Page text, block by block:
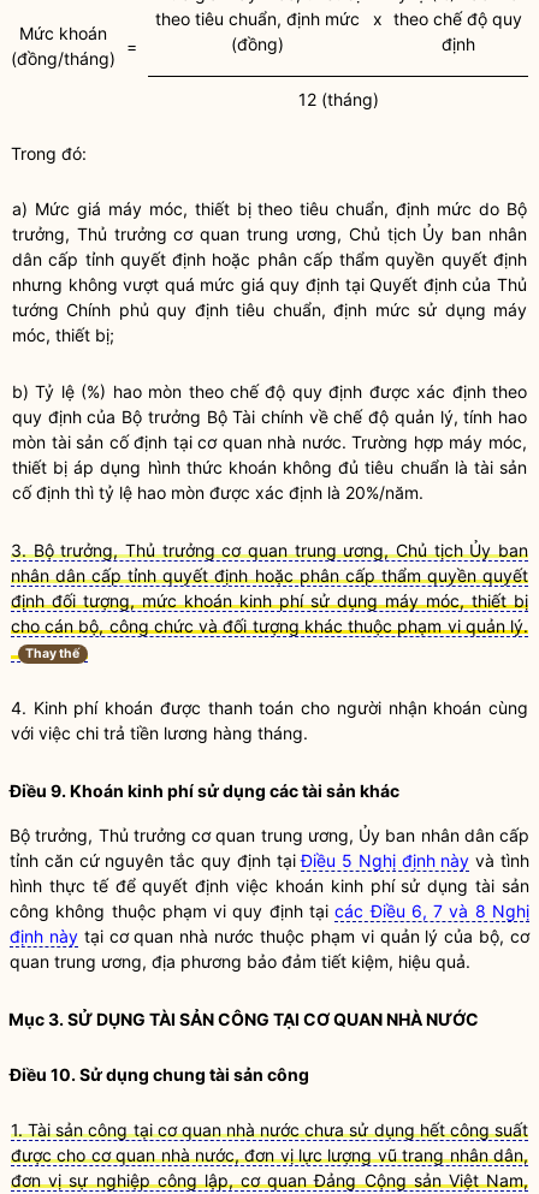
Mức khoán
(đồng/tháng)
=
theo tiêu chuẩn, định mức
(đồng)
x theo chế độ quy
định
12 (tháng)
Trong đó:
a) Mức giá máy móc, thiết bị theo tiêu chuẩn, định mức do Bộ
trưởng, Thủ trưởng cơ quan trung ương, Chủ tịch Ủy ban nhân
dân cấp tỉnh quyết định hoặc phân cấp thẩmquyền quyết định
nhưng không vượt quá mức giá quy định tại Quyết định của Thủ
tướng Chính phủ quy định tiêu chuẩn, định mức sử dụng máy
móc, thiết bị;
b) Tỷ lệ (%) hao mòn theo chế độ quy định được xác định theo
quy định của Bộ trưởng Bộ Tài chính về chế độ quản lý, tính hao
mòn tài sản cố định tại cơ quan nhà nước. Trường hợp máy móc,
thiết bị áp dụng hình thức khoán không đủ tiêu chuẩn là tài sản
cố định thì tỷ lệ hao mòn được xác định là 20%/năm.
3. Bộ trưởng, Thủ trưởng cơ quan trung ương, Chủ tịch Ủy ban
nhân dân cấp tỉnh quyết định hoặc phân cấp thẩm quyền quyết
định đối tượng, mức khoán kinh phí sử dụng máy móc, thiết bị
cho cán bộ, công chức và đối tượng khác thuộc phạm vi quản lý.
Thay thế
4. Kinh phí khoán được thanh toán cho người nhận khoán cùng
với việc chi trả tiền lương hàng tháng.
Điều 9. Khoán kinh phí sử dụng các tài sản khác
Bộ trưởng, Thủ trưởng cơ quan trung ương, Ủy ban nhân dân cấp
tỉnh căn cứ nguyên tắc quy định tạiĐiều 5 Nghị định này và tình
hình thực tế để quyết định việc khoán kinh phí sử dụngtài sản
công không thuộc phạm vi quy định tạicác Điều 6, 7 và 8 Nghị
định nàytại cơ quan nhà nước thuộc phạm vi quản lý của bộ, cơ
quan trung ương, địa phương bảo đảm tiết kiệm, hiệu quả.
Mục 3. SỬ DỤNG TÀI SẢN CÔNG TẠI CƠ QUANNHÀ NƯỚC
Điều 10. Sử dụng chung tài sản công
1. Tài sản công tại cơ quan nhà nước chưa sử dụng hết công suất
được cho cơ quan nhà nước, đơn vị lực lượng vũ trang nhân dân,
đơn vị sự nghiệp công lập, cơ quan Đảng Cộng sản Việt Nam,